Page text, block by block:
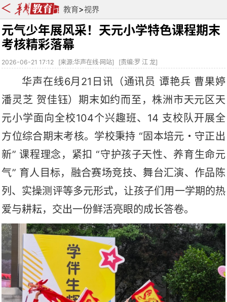
教育>视界
元气少年展风采！天元小学特色课程期末
考核精彩落幕
2026-06-21 17:12 [来源:华声在线·网站] [责编:罗 江 龙]
华声在线6月 21 日讯 （通讯员 谭艳兵 曹果婷
潘灵芝 贺佳钰）期末如约而至，株洲市天元区天
元小学面向全校104个兴趣班、14 支校队开展全
方位综合期末考核。学校秉持 “固本培元 ・ 守正出
新” 课程理念，紧扣 “守护孩子天性、养育生命元
气” 育人目标，融合赛场竞技、舞台汇演、作品陈
列、实操测评等多元形式，让孩子们用一学期的热
爱与耕耘，交出一份鲜活亮眼的成长答卷。